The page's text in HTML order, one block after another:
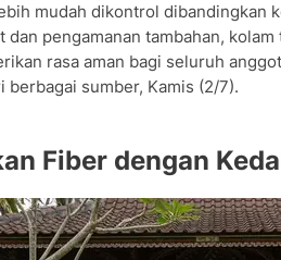
mudah dikontrol dibandingkan
dan pengamanan tambahan,
rasa aman bagi seluruh
berbagai sumber, Kamis (2/7).
Fiber dengan